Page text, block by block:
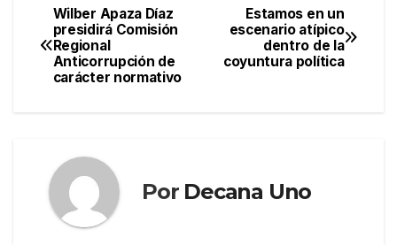
Navegación
de
Estamos en un
escenario atípico
dentro de la
coyuntura política
Wilber Apaza Díaz
presidirá Comisión
Regional
Anticorrupción de
carácter normativo
Por Decana Uno